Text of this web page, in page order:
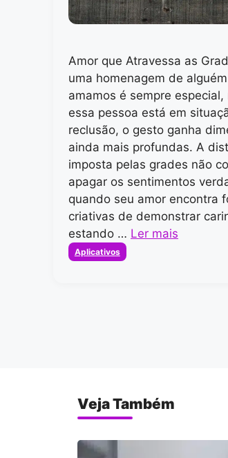
Amor que Atravessa as
uma homenagem de
amamos é sempre
essa pessoa está em
reclusão, o gesto ganha
ainda mais profundas. A
imposta pelas grades não
apagar os sentimentos
quando seu amor encontra
criativas de demonstrar
estando … Ler mais
Categorias
Aplicativos
Veja Também